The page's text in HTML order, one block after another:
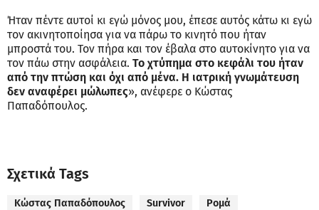
Ήταν πέντε αυτοί κι εγώ μόνος μου, έπεσε αυτός κάτω κι εγώ
τον ακινητοποίησα για να πάρω το κινητό που ήταν
μπροστά του. Τον πήρα και τον έβαλα στο αυτοκίνητο για να
τον πάω στην ασφάλεια. Το χτύπημα στο κεφάλι του ήταν
από την πτώση και όχι από μένα. Η ιατρική γνωμάτευση
δεν αναφέρει μώλωπες», ανέφερε ο Κώστας
Παπαδόπουλος.
Σχετικά Tags
Κώστας Παπαδόπουλος Survivor
Ρομά